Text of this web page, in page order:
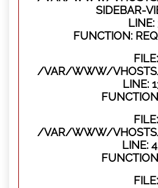
SIDEBAR-
LINE:
FUNCTION:
FILE:
/VAR/WWW/VHOSTS/
LINE:
FILE:
/VAR/WWW/VHOSTS/
LINE:
FILE: